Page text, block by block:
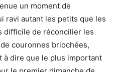
un moment de
ravi autant les petits que les
difficile de réconcilier les
couronnes briochées,
à dire que le plus important